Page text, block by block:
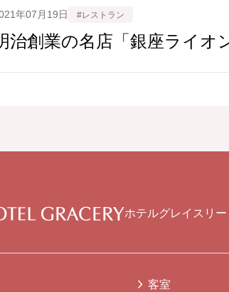
年07月19日 #レストラン
治創業の名店「銀座ライオ
ホテルグレイスリー
客室